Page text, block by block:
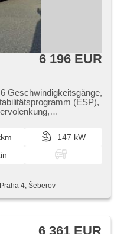
6 196 EUR
Geschwindigkeitsgänge,
(ESP),
parkovací
Multifunktionslenkrad,
El.
Spiegel,
Sitze,
AUX, Autoradio, CD-
Längssitzvorschub, El.
147 kW
, Praha 4, Šeberov
6 361 EUR